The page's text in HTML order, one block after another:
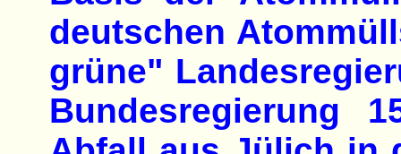
deutschen
grüne"
Bundesregierung